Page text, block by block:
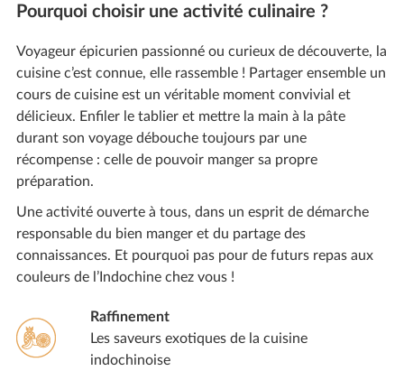
Pourquoi choisir une activité culinaire ?
Voyageur épicurien passionné ou curieux de découverte, la
cuisine c’est connue, elle rassemble ! Partager ensemble un
cours de cuisine est un véritable moment convivial et
délicieux. Enfiler le tablier et mettre la main à la pâte
durant son voyage débouche toujours par une
récompense : celle de pouvoir manger sa propre
préparation.
Une activité ouverte à tous, dans un esprit de démarche
responsable du bien manger et du partage des
connaissances. Et pourquoi pas pour de futurs repas aux
couleurs de l’Indochine chez vous !
Raffinement
Les saveurs exotiques de la cuisine
indochinoise